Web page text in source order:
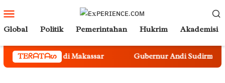
ke
kontenMobile
Global Politik Pemerintahan Hukrim Akademisi
TEᖇᗩTᗩᔕ
di Makassar Gubernur Andi Sudirman Kukuhkan